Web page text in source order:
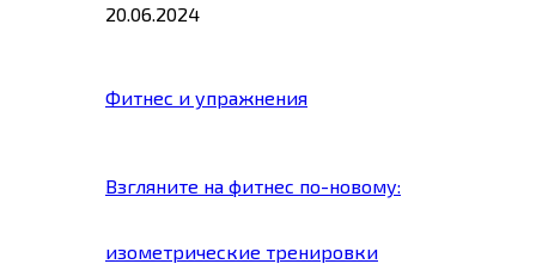
20.06.2024
Фитнес и упражнения
Взгляните на фитнес по-новому:
изометрические тренировки